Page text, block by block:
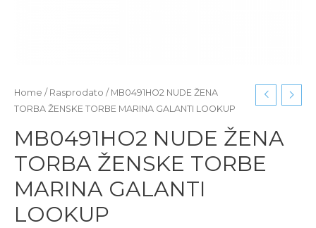
Home / Rasprodato / MB0491HO2 NUDE ŽENA
TORBA ŽENSKE TORBE MARINA GALANTI LOOKUP
MB0491HO2 NUDE ŽENA
TORBA ŽENSKE TORBE
MARINA GALANTI
LOOKUP